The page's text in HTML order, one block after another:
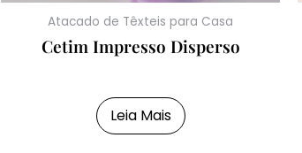
Atacado de Têxteis para Casa
Cetim Impresso Disperso
Leia Mais